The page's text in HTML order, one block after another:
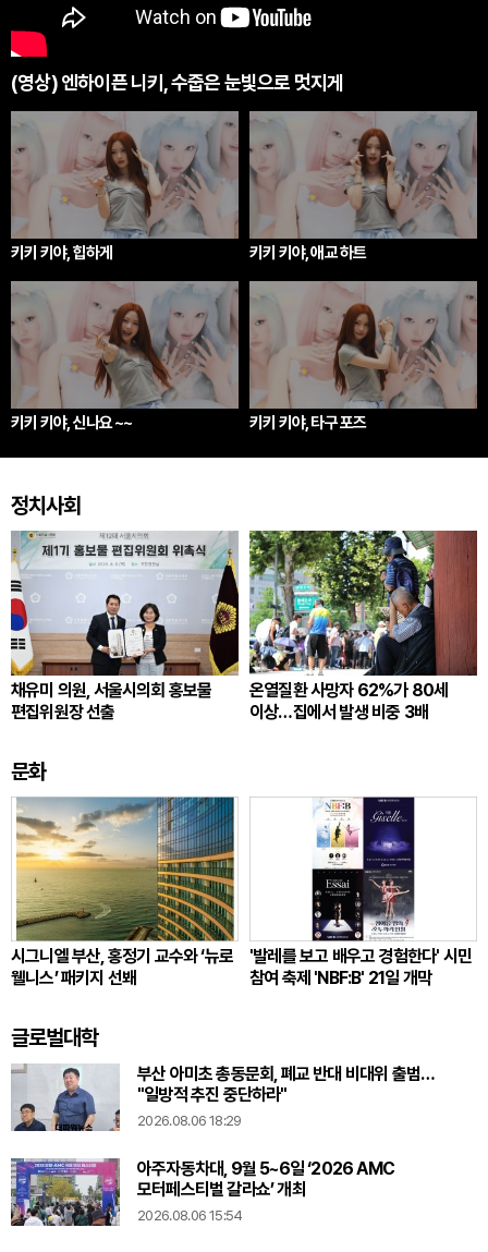
(영상) 엔하이픈 니키, 수줍은 눈빛으로 멋지게
키키 키야, 힙하게 키키 키야, 애교 하트
키키 키야, 신나요 ~~ 키키 키야, 타구 포즈
정치사회
채유미 의원, 서울시의회 홍보물
편집위원장 선출
온열질환 사망자 62%가 80세
이상…집에서 발생 비중 3배
문화
시그니엘 부산, 홍정기 교수와 ‘뉴로
웰니스’ 패키지 선봬
'발레를 보고 배우고 경험한다' 시민
참여 축제 'NBF:B' 21일 개막
글로벌대학
부산 아미초 총동문회, 폐교 반대 비대위 출범…
"일방적 추진 중단하라"
2026.08.06 18:29
아주자동차대, 9월 5~6일 ‘2026 AMC
모터페스티벌 갈라쇼’ 개최
2026.08.06 15:54